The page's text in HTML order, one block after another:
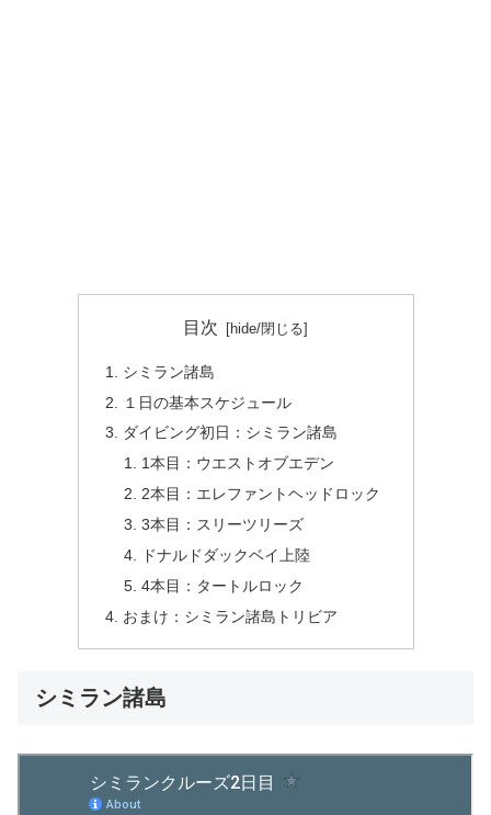
目次
シミラン諸島
１日の基本スケジュール
ダイビング初日：シミラン諸島
1本目：ウエストオブエデン
2本目：エレファントヘッドロック
3本目：スリーツリーズ
ドナルドダックベイ上陸
4本目：タートルロック
おまけ：シミラン諸島トリビア
シミラン諸島